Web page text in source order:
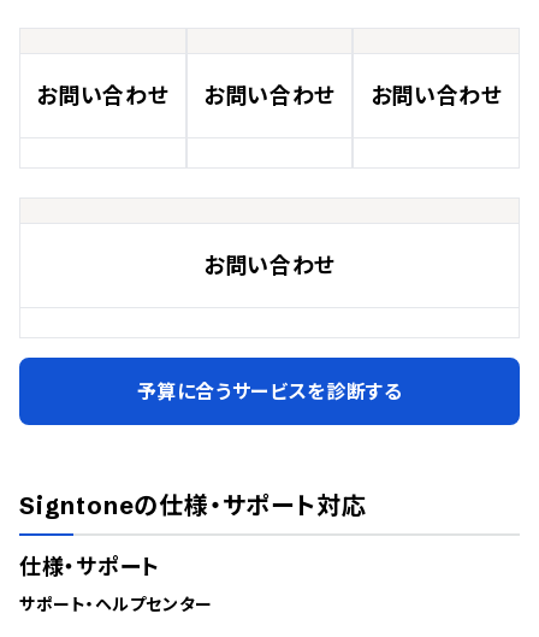
お問い合わせ お問い合わせ お問い合わせ
お問い合わせ
予算に合うサービスを診断する
Signtoneの仕様・サポート対応
仕様・サポート
サポート・ヘルプセンター